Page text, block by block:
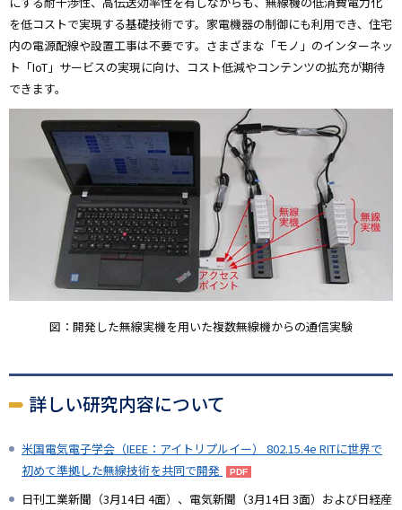
を低コストで実現する基礎技術です。家電機器の制御にも利用でき、住宅
内の電源配線や設置工事は不要です。さまざまな「モノ」のインターネッ
ト「IoT」サービスの実現に向け、コスト低減やコンテンツの拡充が期待
できます。
図：開発した無線実機を用いた複数無線機からの通信実験
詳しい研究内容について
米国電気電子学会（IEEE：アイトリプルイー） 802.15.4e RITに世界で
初めて準拠した無線技術を共同で開発
日刊工業新聞（3月14日 4面）、電気新聞（3月14日 3面）および日経産